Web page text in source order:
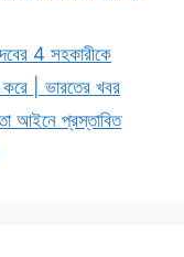
4 সহকারীকে
করে | ভারতের খবর
আইনে প্রস্তাবিত